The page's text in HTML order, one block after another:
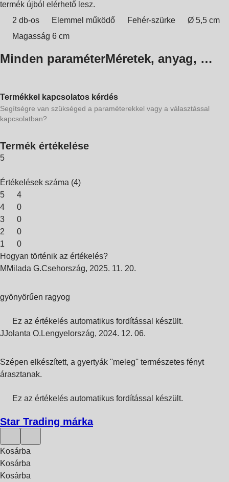
termék újból elérhető lesz.
2 db-os
Elemmel működő Fehér-szürke
Ø 5,5 cm
Magasság 6 cm
Minden paraméterMéretek, anyag, …
Termékkel kapcsolatos kérdés
Segítségre van szükséged a paraméterekkel vagy a választással
kapcsolatban?
Termék értékelése
5
Értékelések száma (4)
5
4
4
0
3
0
2
0
1
0
Hogyan történik az értékelés?
M Milada G.Csehország, 2025. 11. 20.
gyönyörűen ragyog
Ez az értékelés automatikus fordítással készült.
JJolanta O. Lengyelország, 2024. 12. 06.
Szépen elkészített, a gyertyák ''meleg'' természetes fényt
árasztanak.
Ez az értékelés automatikus fordítással készült.
Star Trading márka
Kosárba
Kosárba
Kosárba